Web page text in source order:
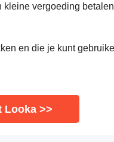
vergoeding
en die je kunt
Looka >>